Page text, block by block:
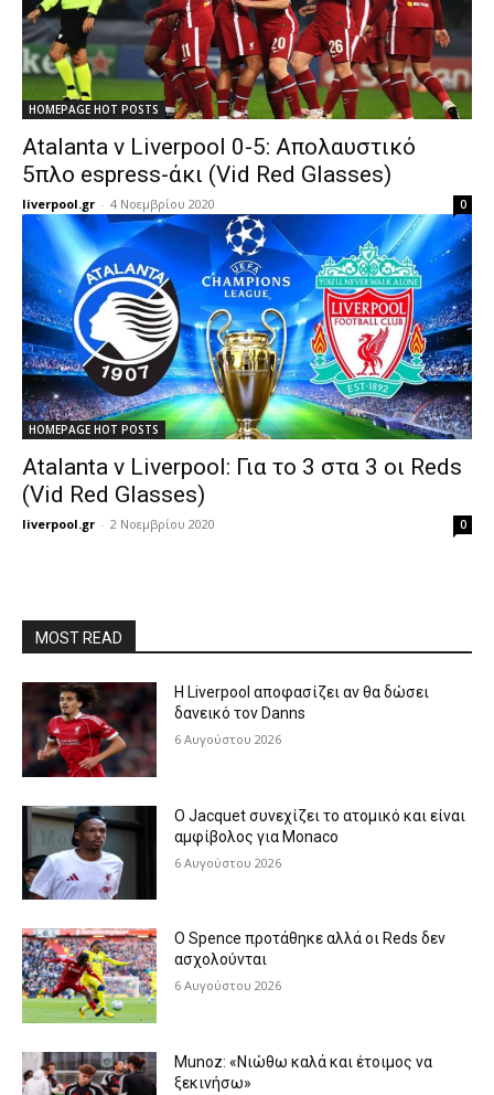
HOMEPAGE HOT POSTS
Atalanta v Liverpool 0-5: Απολαυστικό
5πλο espress-άκι (Vid Red Glasses)
liverpool.gr - 4 Νοεμβρίου 2020 0
HOMEPAGE HOT POSTS
Atalanta v Liverpool: Για το 3 στα 3 οι Reds
(Vid Red Glasses)
liverpool.gr - 2 Νοεμβρίου 2020 0
MOST READ
Η Liverpool αποφασίζει αν θα δώσει
δανεικό τον Danns
6 Αυγούστου 2026
Ο Jacquet συνεχίζει το ατομικό και είναι
αμφίβολος για Monaco
6 Αυγούστου 2026
Ο Spence προτάθηκε αλλά οι Reds δεν
ασχολούνται
6 Αυγούστου 2026
Munoz: «Νιώθω καλά και έτοιμος να
ξεκινήσω»